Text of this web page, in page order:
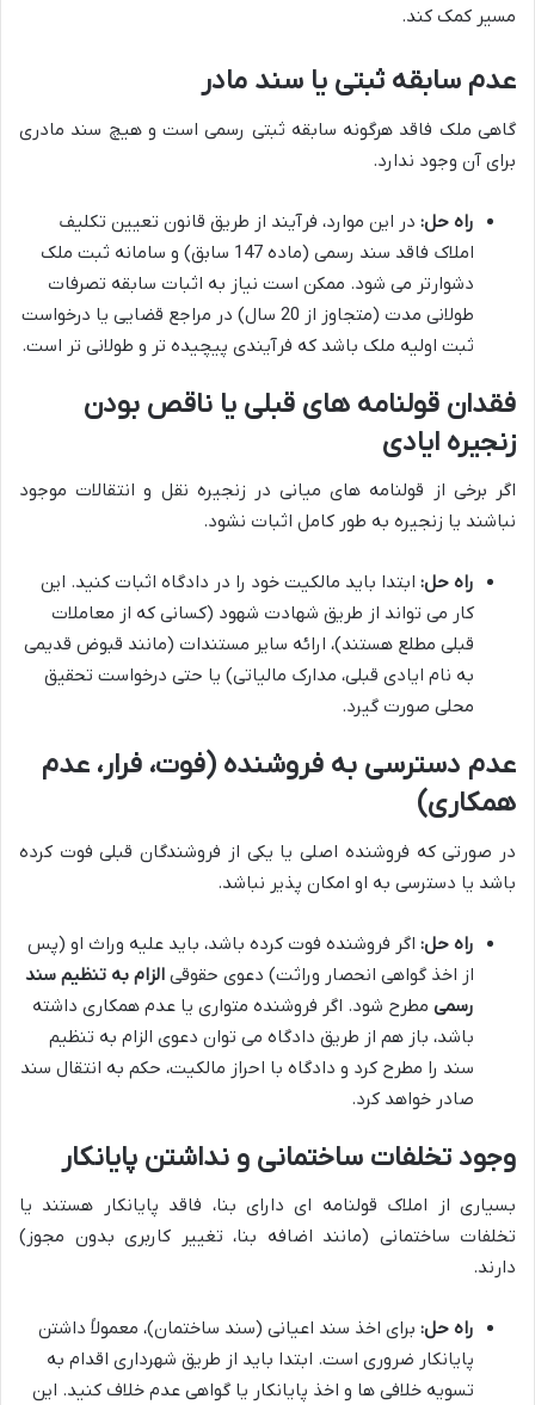
مسیر کمک کند.
عدم سابقه ثبتی یا سند مادر
گاهی ملک فاقد هرگونه سابقه ثبتی رسمی است و هیچ سند مادری
برای آن وجود ندارد.
راه حل: در این موارد، فرآیند از طریق قانون تعیین تکلیف
املاک فاقد سند رسمی (ماده 147 سابق) و سامانه ثبت ملک
دشوارتر می شود. ممکن است نیاز به اثبات سابقه تصرفات
طولانی مدت (متجاوز از 20 سال) در مراجع قضایی یا درخواست
ثبت اولیه ملک باشد که فرآیندی پیچیده تر و طولانی تر است.
فقدان قولنامه های قبلی یا ناقص بودن
زنجیره ایادی
اگر برخی از قولنامه های میانی در زنجیره نقل و انتقالات موجود
نباشند یا زنجیره به طور کامل اثبات نشود.
راه حل: ابتدا باید مالکیت خود را در دادگاه اثبات کنید. این
کار می تواند از طریق شهادت شهود (کسانی که از معاملات
قبلی مطلع هستند)، ارائه سایر مستندات (مانند قبوض قدیمی
به نام ایادی قبلی، مدارک مالیاتی) یا حتی درخواست تحقیق
محلی صورت گیرد.
عدم دسترسی به فروشنده (فوت، فرار، عدم
همکاری)
در صورتی که فروشنده اصلی یا یکی از فروشندگان قبلی فوت کرده
باشد یا دسترسی به او امکان پذیر نباشد.
راه حل: اگر فروشنده فوت کرده باشد، باید علیه وراث او (پس
از اخذ گواهی انحصار وراثت) دعوی حقوقی الزام به تنظیم سند
رسمی مطرح شود. اگر فروشنده متواری یا عدم همکاری داشته
باشد، باز هم از طریق دادگاه می توان دعوی الزام به تنظیم
سند را مطرح کرد و دادگاه با احراز مالکیت، حکم به انتقال سند
صادر خواهد کرد.
وجود تخلفات ساختمانی و نداشتن پایانکار
بسیاری از املاک قولنامه ای دارای بنا، فاقد پایانکار هستند یا
تخلفات ساختمانی (مانند اضافه بنا، تغییر کاربری بدون مجوز)
دارند.
راه حل: برای اخذ سند اعیانی (سند ساختمان)، معمولاً داشتن
پایانکار ضروری است. ابتدا باید از طریق شهرداری اقدام به
تسویه خلافی ها و اخذ پایانکار یا گواهی عدم خلاف کنید. این